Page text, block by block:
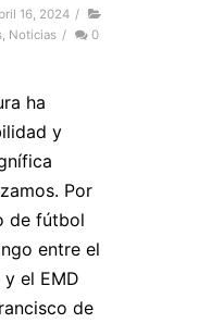
16, 2024 /
, Noticias /
0
ha
y
Por
de fútbol
entre el
el EMD
de